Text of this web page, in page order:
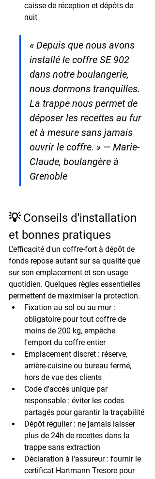
caisse de réception et dépôts de
nuit
« Depuis que nous avons
installé le coffre SE 902
dans notre boulangerie,
nous dormons tranquilles.
La trappe nous permet de
déposer les recettes au fur
et à mesure sans jamais
ouvrir le coffre. » — Marie-
Claude, boulangère à
Grenoble
💡 Conseils d'installation
et bonnes pratiques
L'efficacité d'un coffre-fort à dépôt de
fonds repose autant sur sa qualité que
sur son emplacement et son usage
quotidien. Quelques règles essentielles
permettent de maximiser la protection.
Fixation au sol ou au mur :
obligatoire pour tout coffre de
moins de 200 kg, empêche
l'emport du coffre entier
Emplacement discret : réserve,
arrière-cuisine ou bureau fermé,
hors de vue des clients
Code d'accès unique par
responsable : éviter les codes
partagés pour garantir la traçabilité
Dépôt régulier : ne jamais laisser
plus de 24h de recettes dans la
trappe sans extraction
Déclaration à l'assureur : fournir le
certificat Hartmann Tresore pour